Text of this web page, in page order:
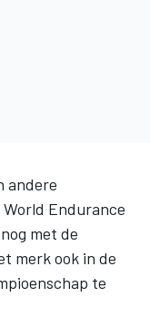
andere
Endurance
met de
merk ook in de
te